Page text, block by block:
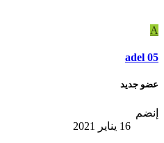
A
adel 05
عضو جديد
إنضم
16 يناير 2021